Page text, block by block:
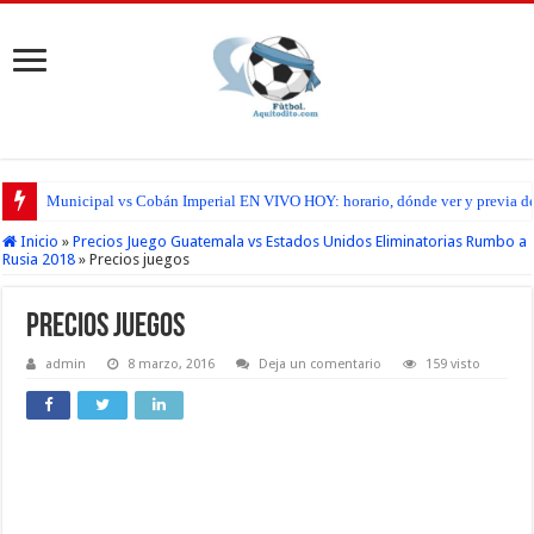
Municipal vs Cobán Imperial EN VIVO HOY: horario, dónde ver y previa
Inicio » Precios Juego Guatemala vs Estados Unidos Eliminatorias Rumbo a
Rusia 2018 » Precios juegos
Precios juegos
admin 8 marzo, 2016 Deja un comentario 159 visto